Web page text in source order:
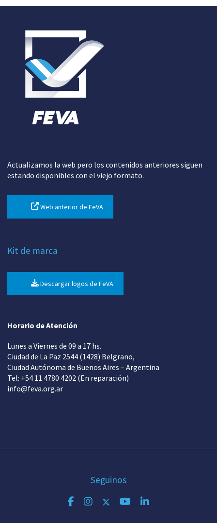
Actualizamos la web pero los contenidos anteriores siguen
estando disponibles con el viejo formato.
Web anterior de FeVA
Kit de marca
Descargar logos de FeVA
Horario de Atención
Lunes a Viernes de 09 a 17 hs.
Ciudad de La Paz 2544 (1428) Belgrano,
Ciudad Autónoma de Buenos Aires – Argentina
Tel: +54 11 4780 4202 (En reparación)
info@feva.org.ar
Seguinos